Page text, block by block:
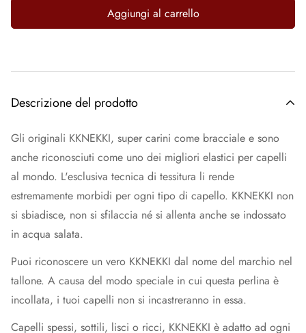
Aggiungi al carrello
Descrizione del prodotto
Gli originali KKNEKKI, super carini come bracciale e sono
anche riconosciuti come uno dei migliori elastici per capelli
al mondo. L'esclusiva tecnica di tessitura li rende
estremamente morbidi per ogni tipo di capello. KKNEKKI non
si sbiadisce, non si sfilaccia né si allenta anche se indossato
in acqua salata.
Puoi riconoscere un vero KKNEKKI dal nome del marchio nel
tallone. A causa del modo speciale in cui questa perlina è
incollata, i tuoi capelli non si incastreranno in essa.
Capelli spessi, sottili, lisci o ricci, KKNEKKI è adatto ad ogni